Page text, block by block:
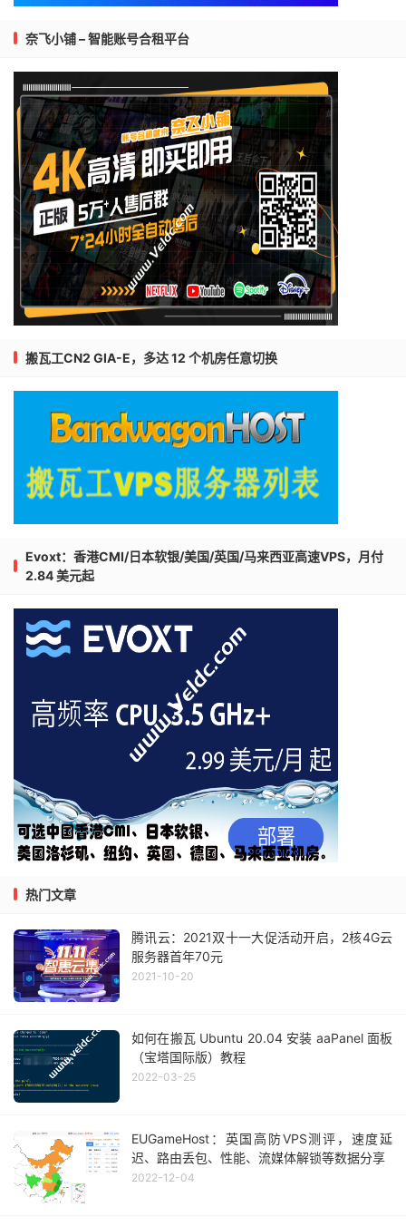
奈飞小铺 – 智能账号合租平台
搬瓦工CN2 GIA-E，多达 12 个机房任意切换
Evoxt：香港CMI/日本软银/美国/英国/马来西亚高速VPS，月付
2.84 美元起
热门文章
腾讯云：2021双十一大促活动开启，2核4G云
服务器首年70元
2021-10-20
如何在搬瓦 Ubuntu 20.04 安装 aaPanel 面板
（宝塔国际版）教程
2022-03-25
EUGameHost：英国高防VPS测评，速度延
迟、路由丢包、性能、流媒体解锁等数据分享
2022-12-04